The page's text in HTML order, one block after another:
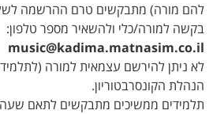
להם מורה) מתבקשים טרם ההרשמה
בקשה למורה/כלי ולהשאיר מספר טלפון:
music@kadima.matnasim.co.il
לא ניתן להירשם עצמאית למורה
הנהלת הקונסרבטוריון.
תלמידים ממשיכים מתבקשים לתאם שעה